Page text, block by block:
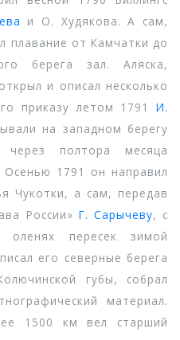
и О. Худякова. А сам,
плавание от Камчатки до
берега зал. Аляска,
и описал несколько
приказу летом 1791 И.
на западном берегу
полтора месяца
Осенью 1791 он направил
Чукотки, а сам, передав
России» Г. Сарычеву, с
пересек зимой
его северные берега
губы, собрал
материал.
1500 км вел старший